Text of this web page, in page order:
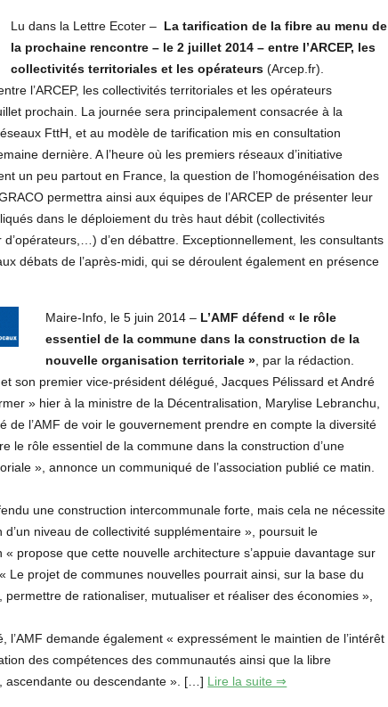
Lu dans la Lettre Ecoter – La tarification de la fibre au menu de
la prochaine rencontre – le 2 juillet 2014 – entre l’ARCEP, les
collectivités territoriales et les opérateurs (Arcep.fr).
l’ARCEP, les collectivités territoriales et les opérateurs
prochain. La journée sera principalement consacrée à la
FttH, et au modèle de tarification mis en consultation
dernière. A l’heure où les premiers réseaux d’initiative
un peu partout en France, la question de l’homogénéisation des
permettra ainsi aux équipes de l’ARCEP de présenter leur
dans le déploiement du très haut débit (collectivités
d’en débattre. Exceptionnellement, les consultants
débats de l’après-midi, qui se déroulent également en présence
Maire-Info, le 5 juin 2014 – L’AMF défend « le rôle
essentiel de la commune dans la construction de la
nouvelle organisation territoriale » , par la rédaction.
son premier vice-président délégué, Jacques Pélissard et André
» hier à la ministre de la Décentralisation, Marylise Lebranchu,
de l’AMF de voir le gouvernement prendre en compte la diversité
le rôle essentiel de la commune dans la construction d’une
», annonce un communiqué de l’association publié ce matin.
une construction intercommunale forte, mais cela ne nécessite
niveau de collectivité supplémentaire », poursuit le
« propose que cette nouvelle architecture s’appuie davantage sur
Le projet de communes nouvelles pourrait ainsi, sur la base du
de rationaliser, mutualiser et réaliser des économies »,
demande également « expressément le maintien de l’intérêt
des compétences des communautés ainsi que la libre
ascendante ou descendante ». […] Lire la suite ⇒